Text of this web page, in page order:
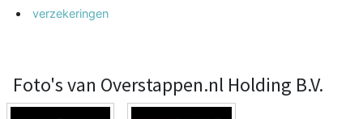
verzekeringen
Foto's van Overstappen.nl Holding B.V.